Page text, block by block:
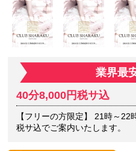
業界最
40分8,000円税サ込
【フリーの方限定】 21時～
税サ込でご案内いたします。